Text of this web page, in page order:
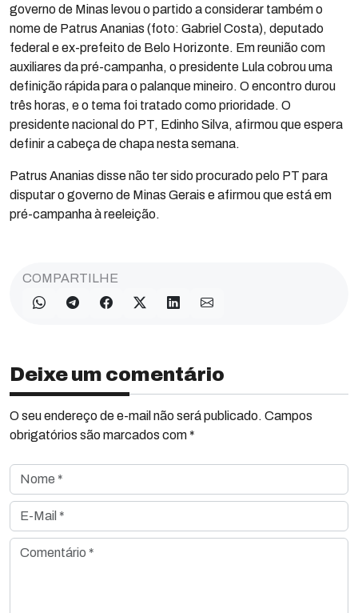
governo de Minas levou o partido a considerar também o
nome de Patrus Ananias (foto: Gabriel Costa), deputado
federal e ex-prefeito de Belo Horizonte. Em reunião com
auxiliares da pré-campanha, o presidente Lula cobrou uma
definição rápida para o palanque mineiro. O encontro durou
três horas, e o tema foi tratado como prioridade. O
presidente nacional do PT, Edinho Silva, afirmou que espera
definir a cabeça de chapa nesta semana.
Patrus Ananias disse não ter sido procurado pelo PT para
disputar o governo de Minas Gerais e afirmou que está em
pré-campanha à reeleição.
COMPARTILHE
Deixe um comentário
O seu endereço de e-mail não será publicado. Campos
obrigatórios são marcados com *
Nome *
E-Mail *
Comentário *